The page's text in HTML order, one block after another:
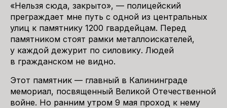
«Нельзя сюда, закрыто», — полицейский
преграждает мне путь с одной из центральных
улиц к памятнику 1200 гвардейцам. Перед
памятником стоят рамки металлоискателей,
у каждой дежурит по силовику. Людей
в гражданском не видно.
Этот памятник — главный в Калининграде
мемориал, посвященный Великой Отечественной
войне. Но ранним утром 9 мая проход к нему